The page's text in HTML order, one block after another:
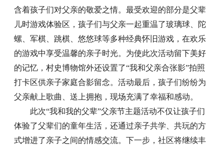
含着孩子们对父亲的敬爱之情。最受欢迎的部分是父辈
儿时游戏体验区，孩子们与父亲一起重温了玻璃球、陀
螺、军棋、跳棋、悠悠球等多种经典怀旧游戏，在欢乐
的游戏中享受温馨的亲子时光。为使此次活动留下美好
的记忆，村史博物馆外还设置了“我和父亲合张影”拍照
打卡区供亲子家庭合影留念。活动最后，孩子们纷纷为
父亲献上歌曲、送上拥抱，现场充满了幸福和感动。
此次“我和我的父辈”父亲节主题活动不仅让孩子们
体验了父辈们的童年生活，还通过亲子共学、共玩的方
式增进了亲子之间的情感交流。下一步，社区将继续丰